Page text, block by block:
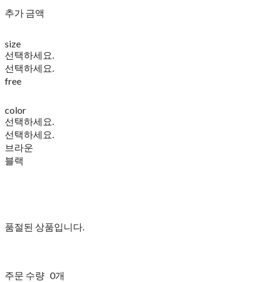
추가 금액
size
선택하세요.
선택하세요.
free
color
선택하세요.
선택하세요.
브라운
블랙
품절된 상품입니다.
주문 수량 0개